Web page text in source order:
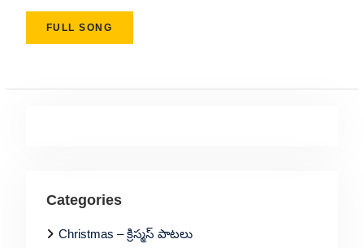
FULL SONG
Categories
Christmas – క్రిస్మస్ పాటలు